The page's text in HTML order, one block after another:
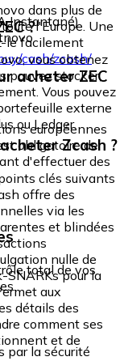
Instantané)
dans plus de
l'Europe. Une
le facilement
cash/zcash/
?
vous obtenez
pouvez stocker,
Vous pouvez
externe
ou Ledger.
acheter ZEC
européennes
obligatoire de
d'effectuer des
Zcash ?
clés suivants
offre des
via les
et blindées
nulle de
SNARKs pour la
aux
détails des
comment ses
et de
total de vos
par la sécurité